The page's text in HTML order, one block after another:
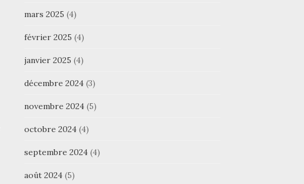
mars 2025 (4)
février 2025 (4)
janvier 2025 (4)
décembre 2024(3)
novembre 2024(5)
octobre 2024(4)
septembre 2024(4)
août 2024(5)